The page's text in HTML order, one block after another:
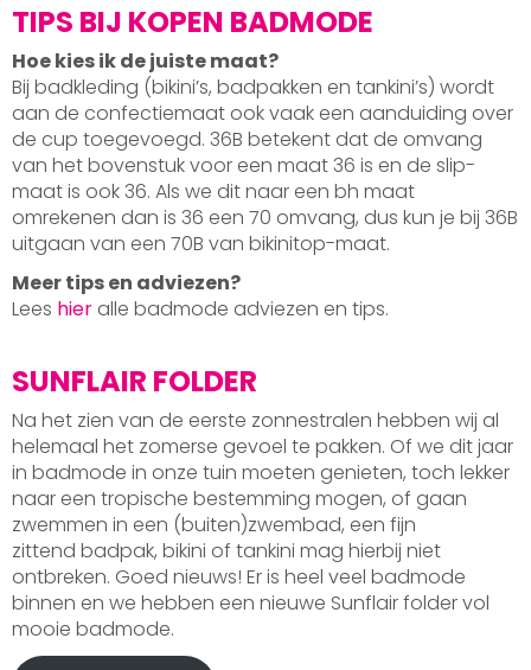
TIPS BIJ KOPEN BADMODE
Hoe kies ik de juiste maat?
Bij badkleding (bikini’s, badpakken en tankini’s) wordt
aan de confectiemaat ook vaak een aanduiding over
de cup toegevoegd. 36B betekent dat de omvang
van het bovenstuk voor een maat 36 is en de slip-
maat is ook 36. Als we dit naar een bh maat
omrekenen dan is 36 een 70 omvang, dus kun je bij 36B
uitgaan van een 70B van bikinitop-maat.
Meer tips en adviezen?
Lees hier alle badmode adviezen en tips.
SUNFLAIR FOLDER
Na het zien van de eerste zonnestralen hebben wij al
helemaal het zomerse gevoel te pakken. Of we dit jaar
in badmode in onze tuin moeten genieten, toch lekker
naar een tropische bestemming mogen, of gaan
zwemmen in een (buiten)zwembad, een fijn
zittend badpak, bikini of tankini mag hierbij niet
ontbreken. Goed nieuws! Er is heel veel badmode
binnen en we hebben een nieuwe Sunflair folder vol
mooie badmode.